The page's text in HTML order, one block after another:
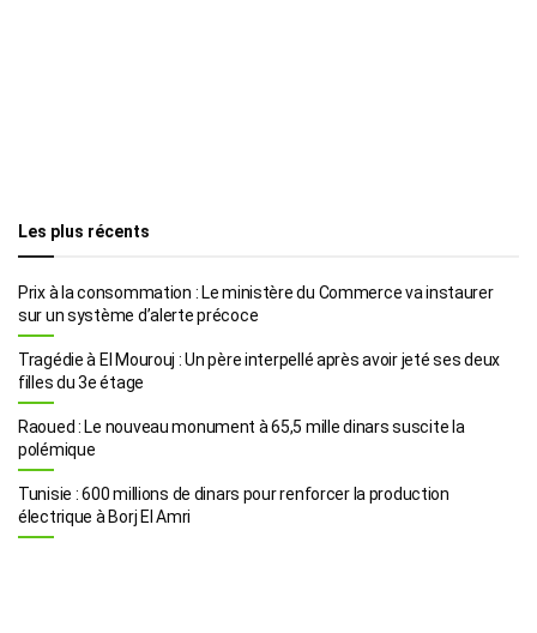
Les plus récents
Prix à la consommation : Le ministère du Commerce va instaurer
sur un système d’alerte précoce
Tragédie à El Mourouj : Un père interpellé après avoir jeté ses deux
filles du 3e étage
Raoued : Le nouveau monument à 65,5 mille dinars suscite la
polémique
Tunisie : 600 millions de dinars pour renforcer la production
électrique à Borj El Amri